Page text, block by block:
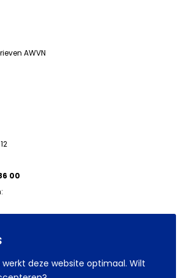
deze website optimaal. Wilt
AWVN
00